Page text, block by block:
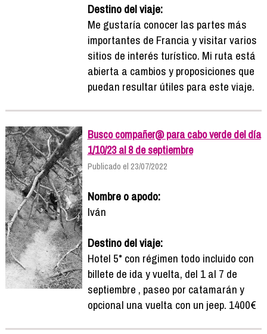
Destino del viaje:
Me gustaría conocer las partes más
importantes de Francia y visitar varios
sitios de interés turístico. Mi ruta está
abierta a cambios y proposiciones que
puedan resultar útiles para este viaje.
Busco compañer@ para cabo verde del día
1/10/23 al 8 de septiembre
Publicado el 23/07/2022
Nombre o apodo:
Iván
Destino del viaje:
Hotel 5* con régimen todo incluido con
billete de ida y vuelta, del 1 al 7 de
septiembre , paseo por catamarán y
opcional una vuelta con un jeep. 1400€